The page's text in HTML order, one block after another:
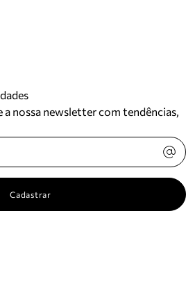
a nossa newsletter com tendências,
Cadastrar